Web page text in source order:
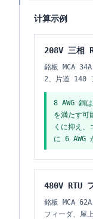
计算示例
208V 三相
銘板 MCA 34A
2、片道 140
8 AWG 銅
を満たす可
くに抑え、
に 6 AWG
480V RTU
銘板 MCA
フィーダ、屋